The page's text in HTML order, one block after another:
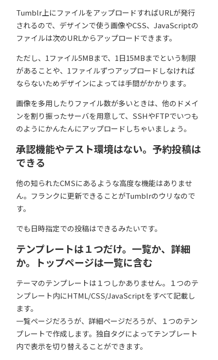
Tumblr上にファイルをアップロードすればURLが発行
されるので、デザインで使う画像やCSS、JavaScriptの
ファイルは次のURLからアップロードできます。
ただし、1ファイル5MBまで、1日15MBまでという制限
があることや、1ファイルずつアップロードしなければ
ならないためデザインによっては手間がかかります。
画像を多用したりファイル数が多いときは、他のドメイ
ンを割り振ったサーバを用意して、SSHやFTPでいつも
のようにかんたんにアップロードしちゃいましょう。
承認機能やテスト環境はない。予約投稿は
できる
他の知られたCMSにあるような高度な機能はありませ
ん。フランクに更新できることがTumblrのウリなので
す。
でも日時指定での投稿はできるみたいです。
テンプレートは１つだけ。一覧か、詳細
か。トップページは一覧に含む
テーマのテンプレートは１つしかありません。１つのテ
ンプレート内にHTML/CSS/JavaScriptをすべて記載し
ます。
一覧ページだろうが、詳細ページだろうが、１つのテン
プレートで作成します。独自タグによってテンプレート
内で表示を切り替えることができます。